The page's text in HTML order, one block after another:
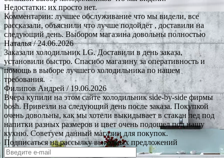
Недостатки: их просто нет.
Комментарии: лучшее обслуживание что мы видели, все
рассказали, объяснили что лучше подойдёт , доставили на
следующий день. Выбором магазина довольны полностью
Наталья/ 24.06.2026
Заказали холодильник LG. Доставили в день заказа,
установили быстро. Спасибо магазину за оперативность и
помощь в выборе лучшего холодильника по нашем
требования.
Филипов Андрей/ 19.06.2026
Вчера купили на этом сайте холодильник side-by-side фирмы
bosh. Привезли на следующий день после заказа. Покупкой
очень довольны, как мы хотели выкидывает в стакан лед под
напитки разных размеров и цвет очень подошел под нашу
кухню. Советуем данный магазин для покупок.
Подписаться на рассылку выгодных предложений